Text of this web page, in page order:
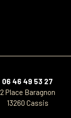
06 46 49 53 27
2 Place Baragnon
13260 Cassis